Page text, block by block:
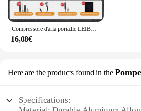
16,08€
Here are the products found in the
Specifications: